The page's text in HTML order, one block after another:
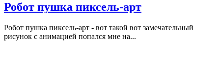
Робот пушка пиксель-арт
Робот пушка пиксель-арт - вот такой вот замечательный
рисунок с анимацией попался мне на...